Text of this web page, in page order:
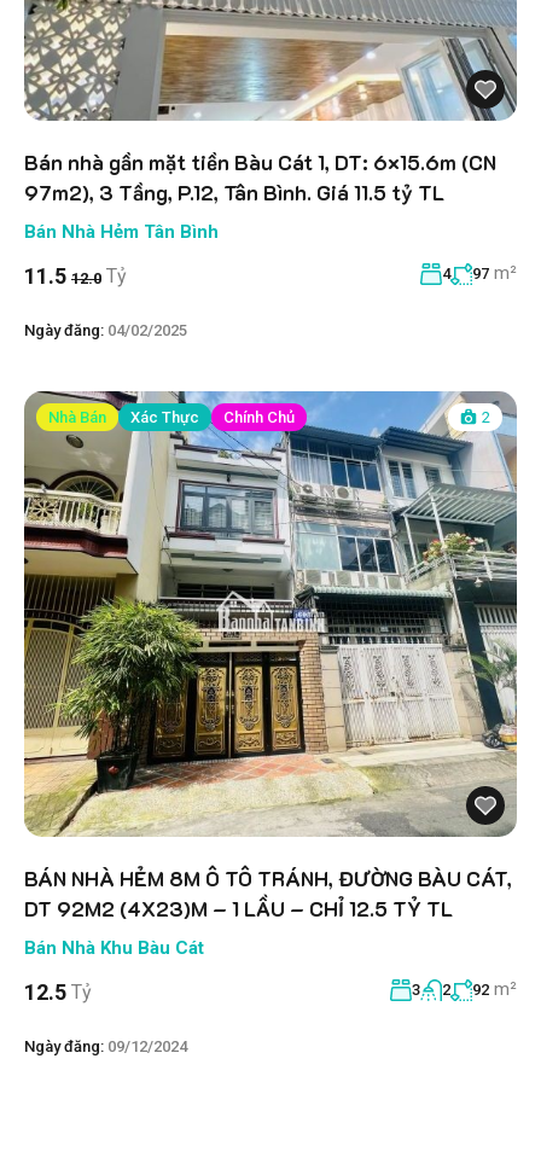
Bán nhà gần mặt tiền Bàu Cát 1, DT: 6×15.6m (CN
97m2), 3 Tầng, P.12, Tân Bình. Giá 11.5 tỷ TL
Bán Nhà Hẻm Tân Bình
11.5 12.0 Tỷ 4 97 m²
Ngày đăng: 04/02/2025
Nhà Bán Xác Thực Chính Chủ 2
BÁN NHÀ HẺM 8M Ô TÔ TRÁNH, ĐƯỜNG BÀU CÁT,
DT 92M2 (4X23)M – 1 LẦU – CHỈ 12.5 TỶ TL
Bán Nhà Khu Bàu Cát
12.5 Tỷ 3 2 92 m²
Ngày đăng: 09/12/2024